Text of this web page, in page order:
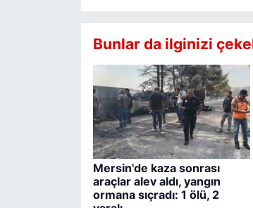
Bunlar da ilginizi
Mersin'de kaza sonrası
araçlar alev aldı, yangın
ormana sıçradı: 1 ölü, 2